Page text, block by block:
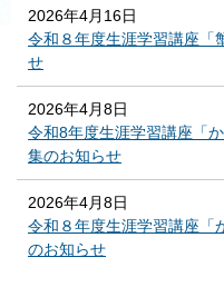
2026年4月16日
令和８年度生涯学習講座「
せ
2026年4月8日
令和8年度生涯学習講座「
集のお知らせ
2026年4月8日
令和８年度生涯学習講座「
のお知らせ